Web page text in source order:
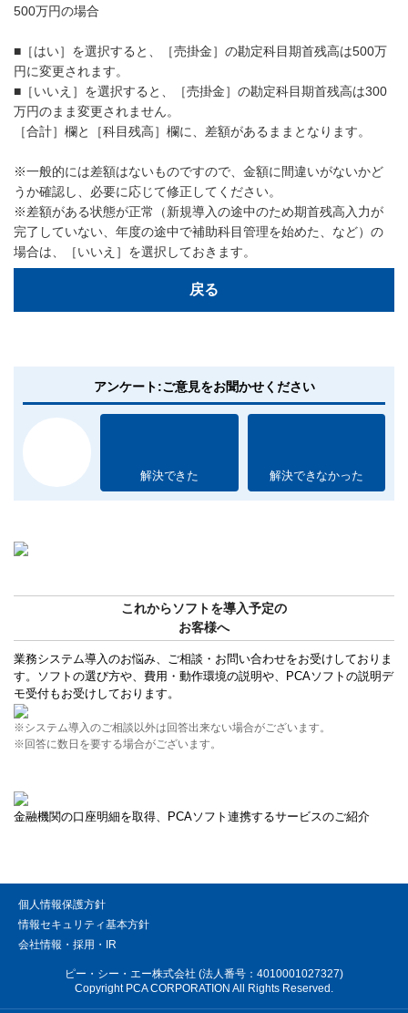
500万円の場合
■［はい］を選択すると、［売掛金］の勘定科目期首残高は500万
円に変更されます。
■［いいえ］を選択すると、［売掛金］の勘定科目期首残高は300
万円のまま変更されません。
［合計］欄と［科目残高］欄に、差額があるままとなります。
※一般的には差額はないものですので、金額に間違いがないかど
うか確認し、必要に応じて修正してください。
※差額がある状態が正常（新規導入の途中のため期首残高入力が
完了していない、年度の途中で補助科目管理を始めた、など）の
場合は、［いいえ］を選択しておきます。
戻る
アンケート:ご意見をお聞かせください
解決できた 解決できなかった
これからソフトを導入予定の
お客様へ
業務システム導入のお悩み、ご相談・お問い合わせをお受けしておりま
す。ソフトの選び方や、費用・動作環境の説明や、PCAソフトの説明デ
モ受付もお受けしております。
※システム導入のご相談以外は回答出来ない場合がございます。
※回答に数日を要する場合がございます。
金融機関の口座明細を取得、PCAソフト連携するサービスのご紹介
個人情報保護方針
情報セキュリティ基本方針
会社情報・採用・IR
ピー・シー・エー株式会社 (法人番号：4010001027327)
Copyright PCA CORPORATION All Rights Reserved.